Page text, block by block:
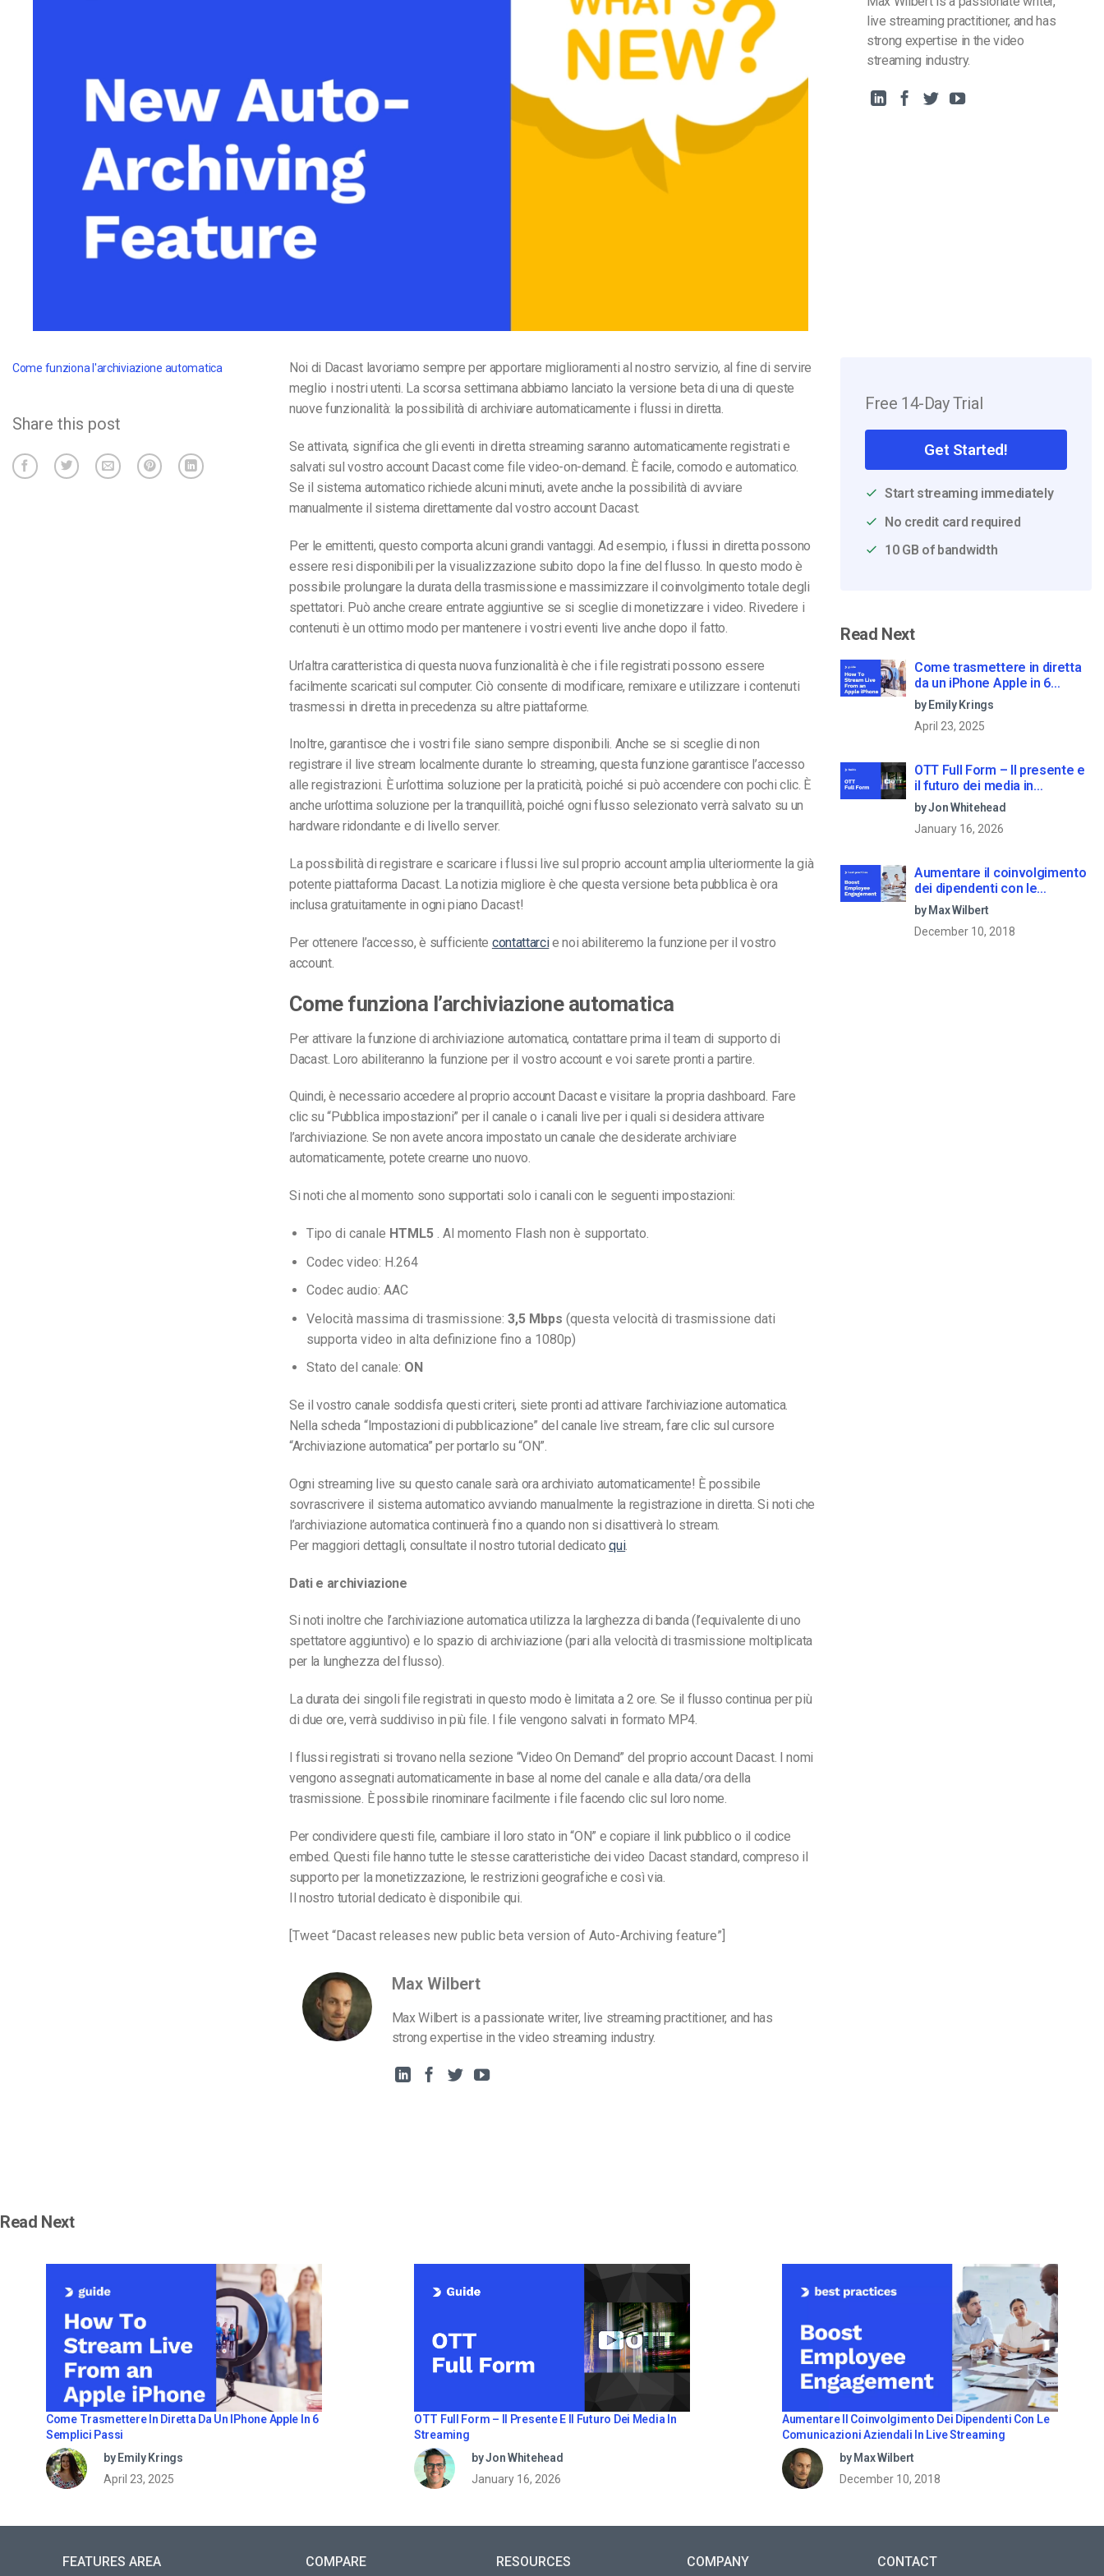
live streaming practitioner, and has
strong expertise in the video
streaming industry.
Come funziona l'archiviazione automatica
Share this post
Noi di Dacast lavoriamo sempre per apportare miglioramenti al nostro servizio, al fine di servire
meglio i nostri utenti. La scorsa settimana abbiamo lanciato la versione beta di una di queste
nuove funzionalità: la possibilità di archiviare automaticamente i flussi in diretta.
Se attivata, significa che gli eventi in diretta streaming saranno automaticamente registrati e
salvati sul vostro account Dacast come file video-on-demand. È facile, comodo e automatico.
Se il sistema automatico richiede alcuni minuti, avete anche la possibilità di avviare
manualmente il sistema direttamente dal vostro account Dacast.
Per le emittenti, questo comporta alcuni grandi vantaggi. Ad esempio, i flussi in diretta possono
essere resi disponibili per la visualizzazione subito dopo la fine del flusso. In questo modo è
possibile prolungare la durata della trasmissione e massimizzare il coinvolgimento totale degli
spettatori. Può anche creare entrate aggiuntive se si sceglie di monetizzare i video. Rivedere i
contenuti è un ottimo modo per mantenere i vostri eventi live anche dopo il fatto.
Un’altra caratteristica di questa nuova funzionalità è che i file registrati possono essere
facilmente scaricati sul computer. Ciò consente di modificare, remixare e utilizzare i contenuti
trasmessi in diretta in precedenza su altre piattaforme.
Inoltre, garantisce che i vostri file siano sempre disponibili. Anche se si sceglie di non
registrare il live stream localmente durante lo streaming, questa funzione garantisce l’accesso
alle registrazioni. È un’ottima soluzione per la praticità, poiché si può accendere con pochi clic. È
anche un’ottima soluzione per la tranquillità, poiché ogni flusso selezionato verrà salvato su un
hardware ridondante e di livello server.
La possibilità di registrare e scaricare i flussi live sul proprio account amplia ulteriormente la già
potente piattaforma Dacast. La notizia migliore è che questa versione beta pubblica è ora
inclusa gratuitamente in ogni piano Dacast!
Per ottenere l’accesso, è sufficiente contattarcie noi abiliteremo la funzione per il vostro
account.
Come funziona l’archiviazione automatica
Per attivare la funzione di archiviazione automatica, contattare prima il team di supporto di
Dacast. Loro abiliteranno la funzione per il vostro account e voi sarete pronti a partire.
Quindi, è necessario accedere al proprio account Dacast e visitare la propria dashboard. Fare
clic su “Pubblica impostazioni” per il canale o i canali live per i quali si desidera attivare
l’archiviazione. Se non avete ancora impostato un canale che desiderate archiviare
automaticamente, potete crearne uno nuovo.
Si noti che al momento sono supportati solo i canali con le seguenti impostazioni:
Tipo di canale HTML5 . Al momento Flash non è supportato.
Codec video: H.264
Codec audio: AAC
Velocità massima di trasmissione: 3,5 Mbps (questa velocità di trasmissione dati
supporta video in alta definizione fino a 1080p)
Stato del canale: ON
Se il vostro canale soddisfa questi criteri, siete pronti ad attivare l’archiviazione automatica.
Nella scheda “Impostazioni di pubblicazione” del canale live stream, fare clic sul cursore
“Archiviazione automatica” per portarlo su “ON”.
Ogni streaming live su questo canale sarà ora archiviato automaticamente! È possibile
sovrascrivere il sistema automatico avviando manualmente la registrazione in diretta. Si noti che
l’archiviazione automatica continuerà fino a quando non si disattiverà lo stream.
Per maggiori dettagli, consultate il nostro tutorial dedicatoqui.
Dati e archiviazione
Si noti inoltre che l’archiviazione automatica utilizza la larghezza di banda (l’equivalente di uno
spettatore aggiuntivo) e lo spazio di archiviazione (pari alla velocità di trasmissione moltiplicata
per la lunghezza del flusso).
La durata dei singoli file registrati in questo modo è limitata a 2 ore. Se il flusso continua per più
di due ore, verrà suddiviso in più file. I file vengono salvati in formato MP4.
I flussi registrati si trovano nella sezione “Video On Demand” del proprio account Dacast. I nomi
vengono assegnati automaticamente in base al nome del canale e alla data/ora della
trasmissione. È possibile rinominare facilmente i file facendo clic sul loro nome.
Per condividere questi file, cambiare il loro stato in “ON” e copiare il link pubblico o il codice
embed. Questi file hanno tutte le stesse caratteristiche dei video Dacast standard, compreso il
supporto per la monetizzazione, le restrizioni geografiche e così via.
Il nostro tutorial dedicato è disponibile qui.
[Tweet “Dacast releases new public beta version of Auto-Archiving feature”]
Max Wilbert
Max Wilbert is a passionate writer, live streaming practitioner, and has
strong expertise in the video streaming industry.
Free 14-Day Trial
Get Started!
Start streaming immediately
No credit card required
10 GB of bandwidth
Read Next
Come trasmettere in diretta
da un iPhone Apple in 6
semplici passi
by Emily Krings
April 23, 2025
OTT Full Form – Il presente e
il futuro dei media in
streaming
by Jon Whitehead
January 16, 2026
Aumentare il coinvolgimento
dei dipendenti con le
comunicazioni aziendali in
live streaming
by Max Wilbert
December 10, 2018
Read Next
Come Trasmettere In Diretta Da Un IPhone Apple In 6
Semplici Passi
by Emily Krings
April 23, 2025
OTT Full Form – Il Presente E Il Futuro Dei Media In
Streaming
by Jon Whitehead
January 16, 2026
Aumentare Il Coinvolgimento Dei Dipendenti Con Le
Comunicazioni Aziendali In Live Streaming
by Max Wilbert
December 10, 2018
FEATURES AREA COMPARE RESOURCES COMPANY CONTACT